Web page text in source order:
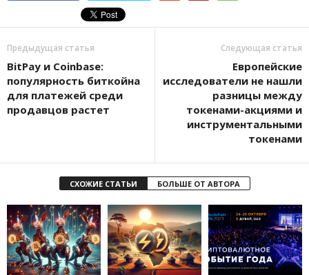
Предыдущая статья
BitPay и Coinbase:
популярность биткойна
для платежей среди
продавцов растет
Следующая статья
Европейские
исследователи не нашли
разницы между
токенами-акциями и
инструментальными
токенами
СХОЖИЕ СТАТЬИ БОЛЬШЕ ОТ АВТОРА